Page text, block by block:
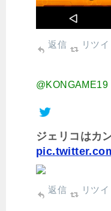
返信 リツイ
@KONGAME19
ジェリコはカ
返信 リツイ